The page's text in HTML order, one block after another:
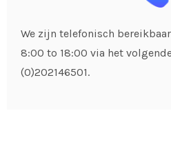
We zijn telefonisch
8:00 to 18:00 via het
(0)202146501.